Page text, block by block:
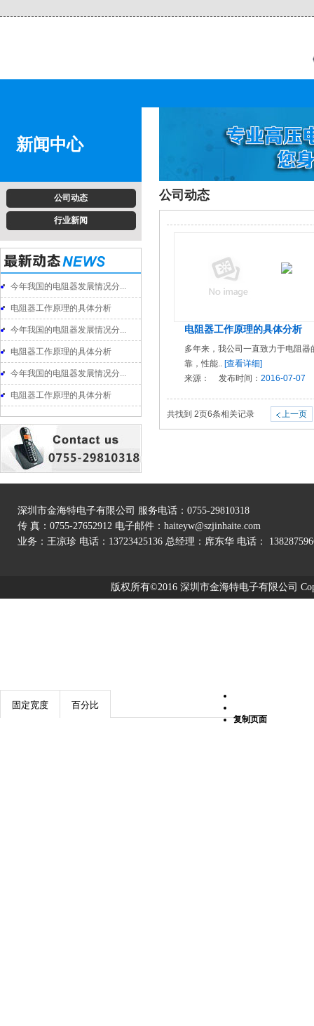
新闻中心
公司动态
行业新闻
今年我国的电阻器发展情况分...
电阻器工作原理的具体分析
今年我国的电阻器发展情况分...
电阻器工作原理的具体分析
今年我国的电阻器发展情况分...
电阻器工作原理的具体分析
公司动态
电阻器工作原理的具体分析
多年来，我公司一直致力于电阻
靠，性能.. [查看详细]
来源：
发布时间： 2016-07-07
共找到 2页6条相关记录 上一页
深圳市金海特电子有限公司 服务电话：0755-29810318
传 真：0755-27652912 电子邮件： haiteyw@szjinhaite.com
业务：王凉珍 电话：13723425136 总经理：席东华 电话：
版权所有©2016 深圳市金海特电子有限公司
固定宽度 百分比
复制页面